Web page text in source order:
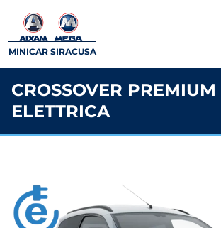
MINICAR SIRACUSA
CROSSOVER PREMIUM
ELETTRICA